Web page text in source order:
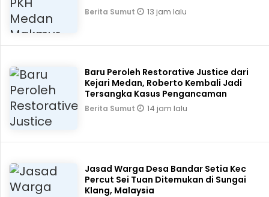
Berita Sumut 13 jam lalu
Baru Peroleh Restorative Justice dari
Kejari Medan, Roberto Kembali Jadi
Tersangka Kasus Pengancaman
Berita Sumut 14 jam lalu
Jasad Warga Desa Bandar Setia Kec
Percut Sei Tuan Ditemukan di Sungai
Klang, Malaysia